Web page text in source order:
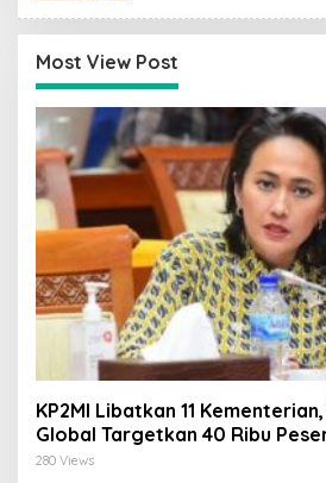
Most View Post
KP2MI Libatkan 11
Global Targetkan 40 Ribu
280 Views